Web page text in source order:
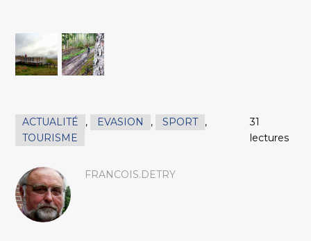
ACTUALITÉ , EVASION , SPORT ,
TOURISME
31
lectures
FRANCOIS.DETRY